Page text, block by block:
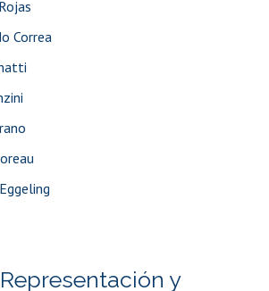
Correa
y